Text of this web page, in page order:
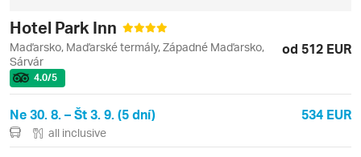
Hotel Park Inn
Maďarsko, Maďarské termály, Západné Maďarsko,
Sárvár
od 512 EUR
4.0/5
Ne 30. 8. – Št 3. 9. (5 dní) 534 EUR
all inclusive